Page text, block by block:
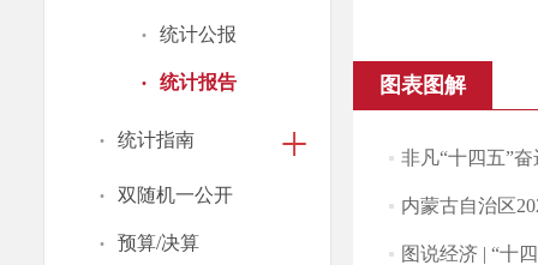
· 统计公报
· 统计报告
· 统计指南
· 双随机一公开
· 预算/决算
图表图解
非凡“十四五”
内蒙古自治区
图说经济 | “十